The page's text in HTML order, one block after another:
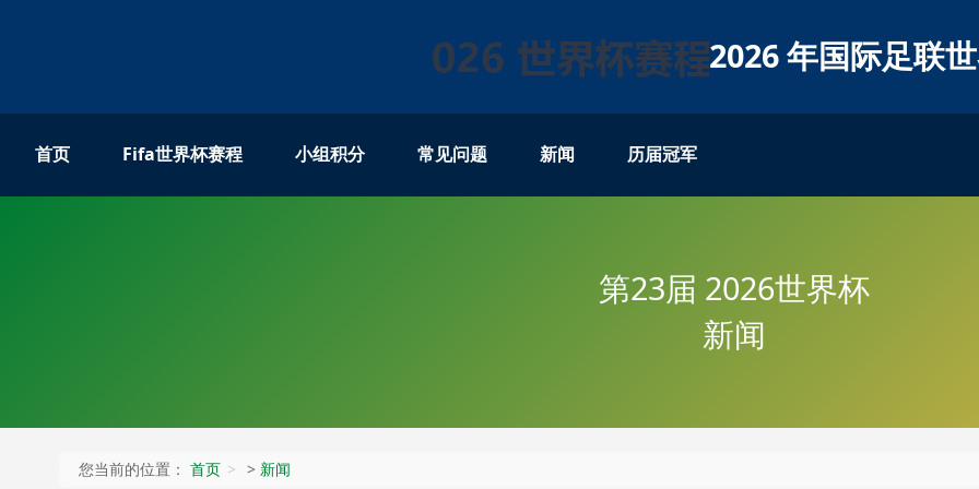
2026 年国际足联
首页 Fifa世界杯赛程 小组积分 常见问题 新闻 历届冠军
第23届 2026世界杯
新闻
您当前的位置： 首页 > 新闻